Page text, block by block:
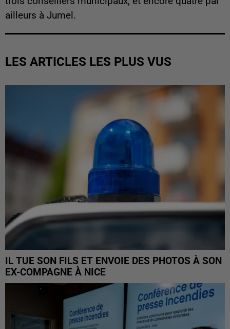
ailleurs à Jumel.
LES ARTICLES LES PLUS VUS
IL TUE SON FILS ET ENVOIE DES PHOTOS À SON
EX-COMPAGNE À NICE